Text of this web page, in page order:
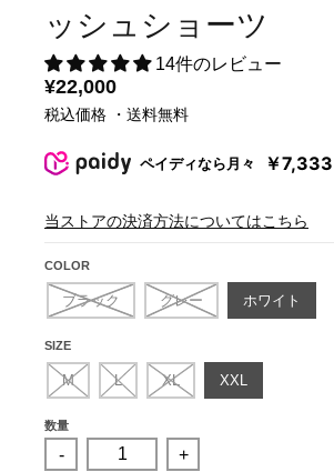
ッシュショーツ
14件のレビュー
¥22,000
税込価格 ・送料無料
ペイディなら月々 ￥7,333
当ストアの決済方法についてはこちら
COLOR
ブラック グレー ホワイト
SIZE
M L XL XXL
数量
- +